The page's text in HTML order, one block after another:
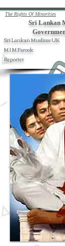
Sri Lankan Muslims UK
M I M Farook
Reporter
Sri Lankan
The Rights Of Minorities